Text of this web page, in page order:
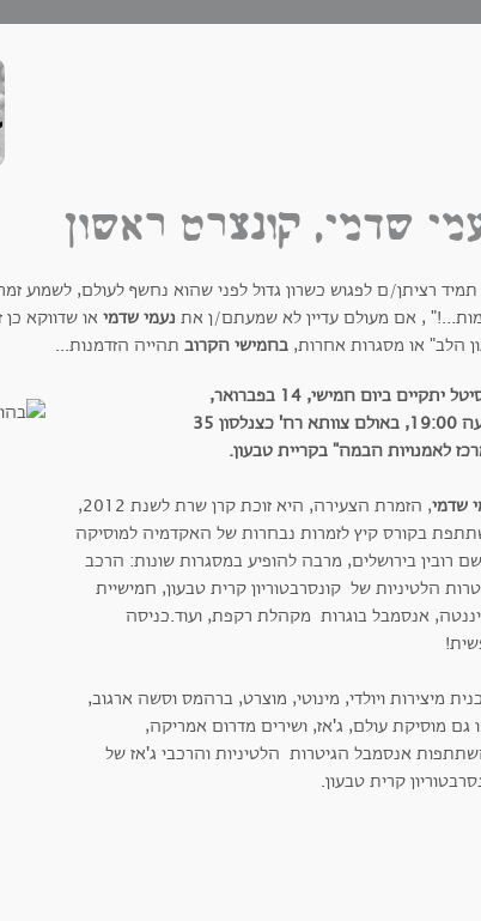
שדמי, קונצרט ראשון
רציתן/ם לפגוש כשרון גדול לפני שהוא נחשף לעולם, לשמוע
, אם מעולם עדיין לא שמעתם/ן את נעמי שדמי או שדווקא
הלב" או מסגרות אחרות, בחמישי הקרוב תהייה הזדמנות...
יתקיים ביום חמישי, 14 בפברואר,
כצנלסון 35
לאמנויות הבמה" בקריית טבעון.
שדמי
, הזמרת הצעירה, היא זוכת קרן שרת לשנת 2012,
בקורס קיץ לזמרות נבחרות של האקדמיה למוסיקה
רובין בירושלים, מרבה להופיע במסגרות שונות: הרכב
הלטיניות של קונסרבטוריון קרית טבעון, חמישיית
אנסמבל בוגרות מקהלת רקפת, ועוד.כניסה
מיצירות ויולדי, מינוטי, מוצרט, ברהמס וסשה ארגוב,
גם מוסיקת עולם, ג'אז, ושירים מדרום אמריקה,
אנסמבל הגיטרות הלטיניות והרכבי ג'אז של
קרית טבעון.